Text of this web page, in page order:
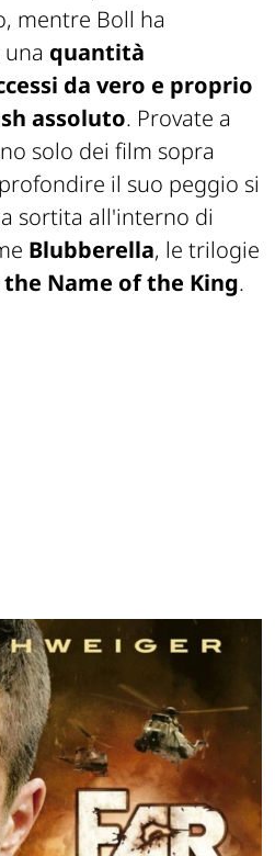
mentre Boll ha
quantità
da vero e proprio
assoluto. Provate a
solo dei film sopra
il suo peggio si
sortita all'interno di
Blubberella, le trilogie
the Name of the King.